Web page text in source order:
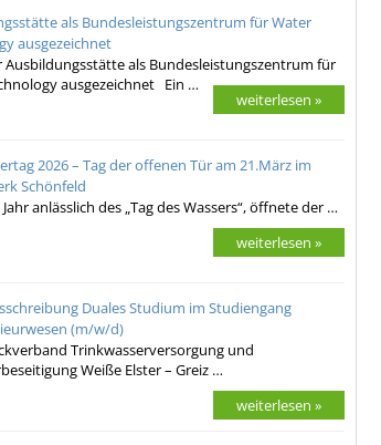
als Bundesleistungszentrum für Water
ausgezeichnet
Ausbildungsstätte als Bundesleistungszentrum für
ausgezeichnet Ein …
weiterlesen »
2026 – Tag der offenen Tür am 21.März im
Schönfeld
anlässlich des „Tag des Wassers“, öffnete der …
weiterlesen »
Duales Studium im Studiengang
(m/w/d)
Trinkwasserversorgung und
Weiße Elster – Greiz …
weiterlesen »